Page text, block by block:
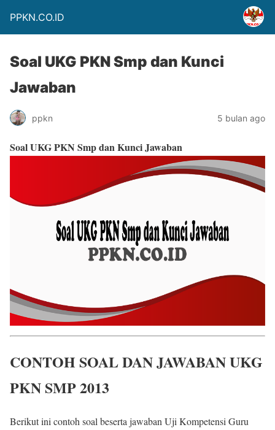
PPKN.CO.ID
Soal UKG PKN Smp dan Kunci
Jawaban
ppkn 5 bulan ago
Soal UKG PKN Smp dan Kunci Jawaban
CONTOH SOAL DAN JAWABAN UKG
PKN SMP 2013
Berikut ini contoh soal beserta jawaban Uji Kompetensi Guru